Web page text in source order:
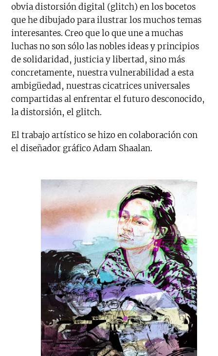
obvia distorsión digital (glitch) en los bocetos
que he dibujado para ilustrar los muchos temas
interesantes. Creo que lo que une a muchas
luchas no son sólo las nobles ideas y principios
de solidaridad, justicia y libertad, sino más
concretamente, nuestra vulnerabilidad a esta
ambigüedad, nuestras cicatrices universales
compartidas al enfrentar el futuro desconocido,
la distorsión, el glitch.
El trabajo artístico se hizo en colaboración con
el diseñador gráfico Adam Shaalan.